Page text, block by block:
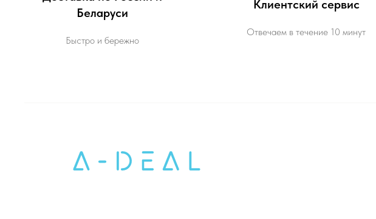
Беларуси
Быстро и бережно
Клиентский сервис
Отвечаем в течение 10 минут